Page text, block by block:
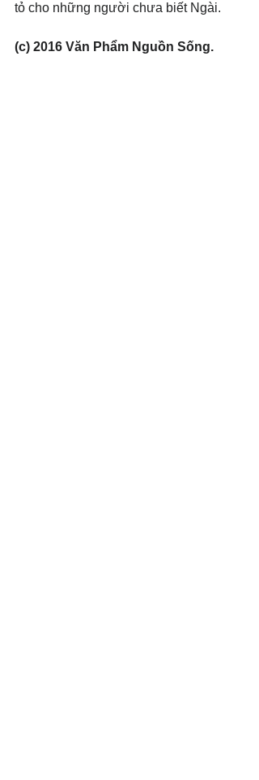
tỏ cho những người chưa biết Ngài.
(c) 2016 Văn Phẩm Nguồn Sống.